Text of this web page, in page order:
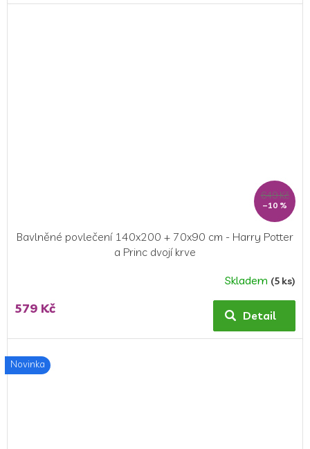
5,0
649 Kč
–10 %
Bavlněné povlečení 140x200 + 70x90 cm - Harry Potter
a Princ dvojí krve
produktu
5,0
z
5
Skladem (5 ks)
579 Kč Detail
Novinka